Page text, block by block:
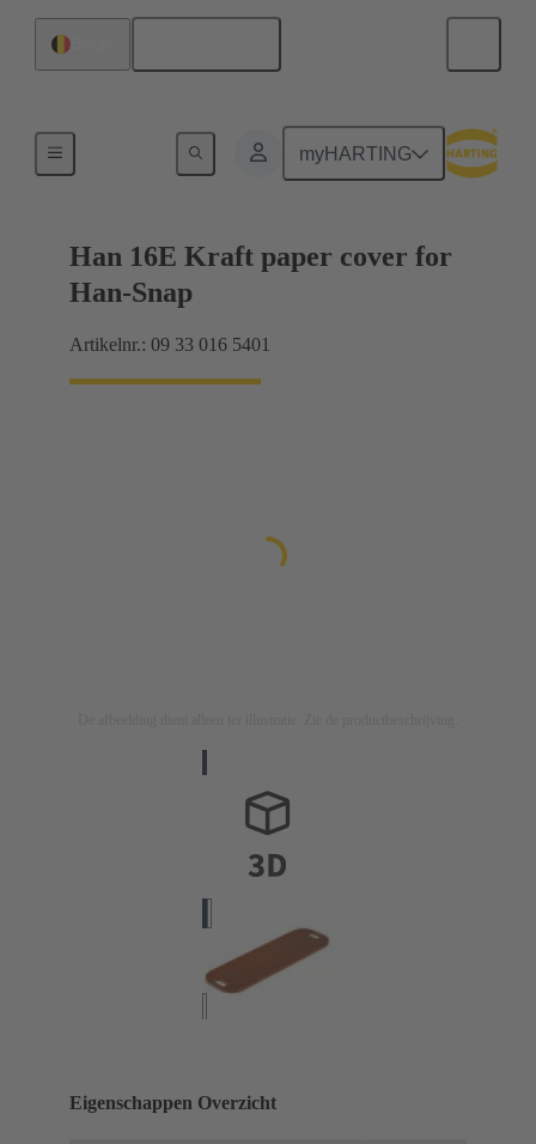
myHARTING
Han 16E Kraft paper cover for
Han-Snap
Artikelnr.: 09 33 016 5401
Eigenschappen Overzicht